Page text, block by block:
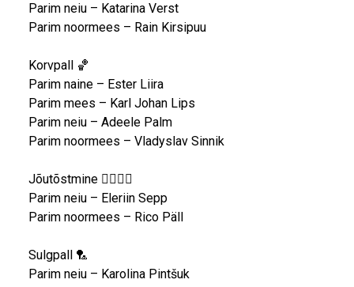
Parim neiu – Katarina Verst
Parim noormees – Rain Kirsipuu
Korvpall 🏀
Parim naine – Ester Liira
Parim mees – Karl Johan Lips
Parim neiu – Adeele Palm
Parim noormees – Vladyslav Sinnik
Jõutõstmine 🏋️‍♀️🏋️‍♂️
Parim neiu – Eleriin Sepp
Parim noormees – Rico Päll
Sulgpall 🏸
Parim neiu – Karolina Pintšuk